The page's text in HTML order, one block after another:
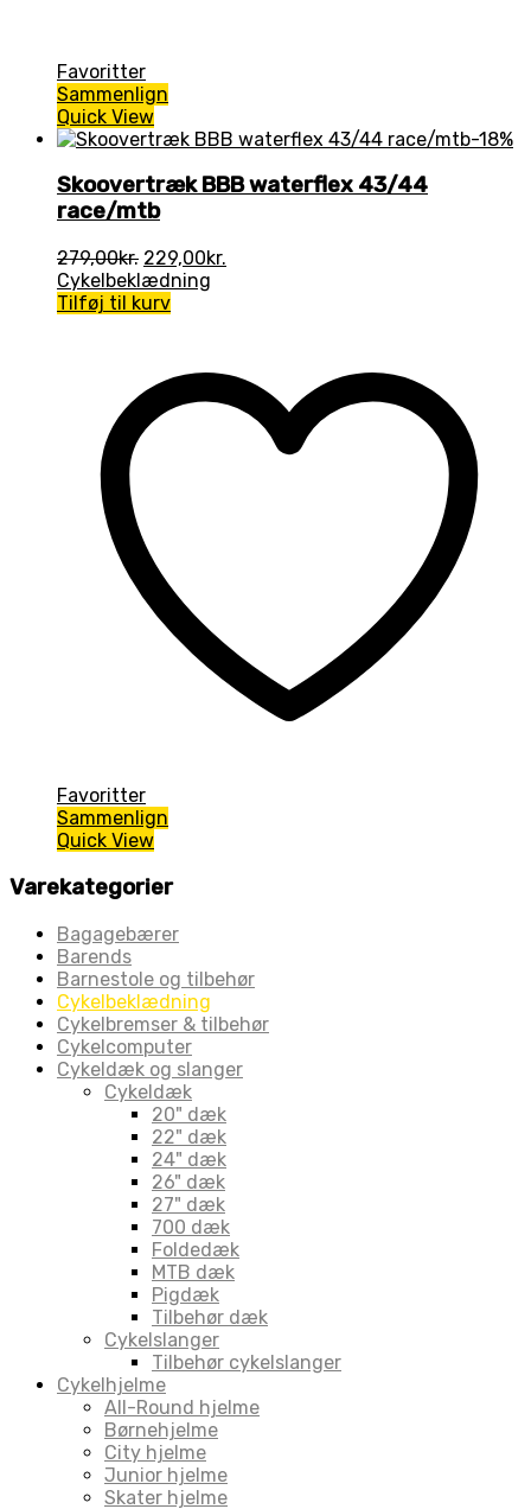
Favoritter
Sammenlign
Quick View
-18%
Skoovertræk BBB waterflex 43/44
race/mtb
279,00kr. Den
oprindelige
pris
229,00kr.
Cykelbeklædning
Tilføj til kurv
Favoritter
Sammenlign
Quick View
Varekategorier
Bagagebærer
Barends
Barnestole og tilbehør
Cykelbeklædning
Cykelbremser & tilbehør
Cykelcomputer
Cykeldæk og slanger
Cykeldæk
20" dæk
22" dæk
24" dæk
26" dæk
27" dæk
700 dæk
Foldedæk
MTB dæk
Pigdæk
Tilbehør dæk
Cykelslanger
Tilbehør cykelslanger
Cykelhjelme
All-Round hjelme
Børnehjelme
City hjelme
Junior hjelme
Skater hjelme